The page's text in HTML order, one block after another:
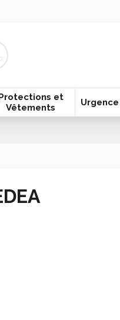
et
Vêtements
Urgence